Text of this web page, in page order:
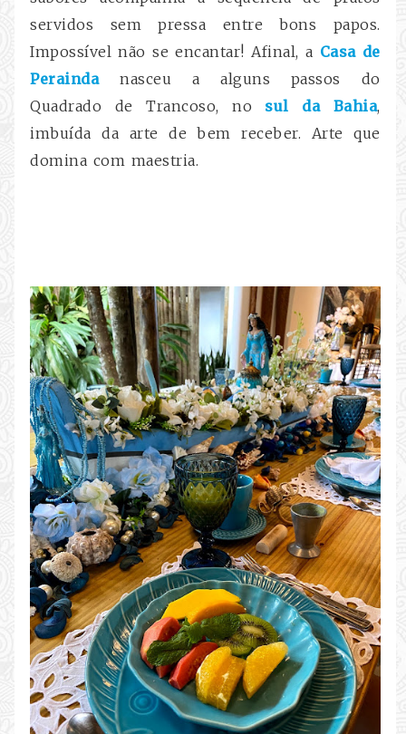
servidos sem pressa entre bons papos.
Impossível não se encantar! Afinal, a Casa de
Peraindanasceu a alguns passos do
Quadrado de Trancoso, no sul da Bahia,
imbuída da arte de bem receber. Arte que
domina com maestria.